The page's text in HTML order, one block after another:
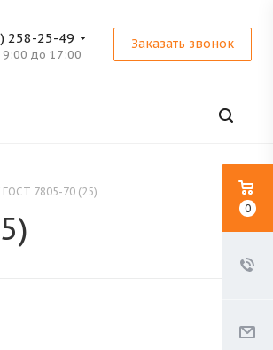
258-25-49
до 17:00
Заказать звонок
7805-70 (25)
0